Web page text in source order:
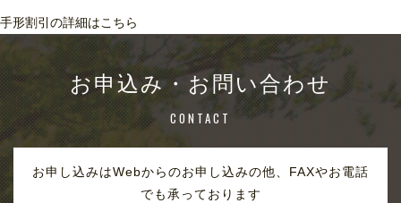
手形割引の詳細はこちら
お申込み・お問い合わせ
CONTACT
お申し込みはWebからのお申し込みの他、FAXやお電話
でも承っております